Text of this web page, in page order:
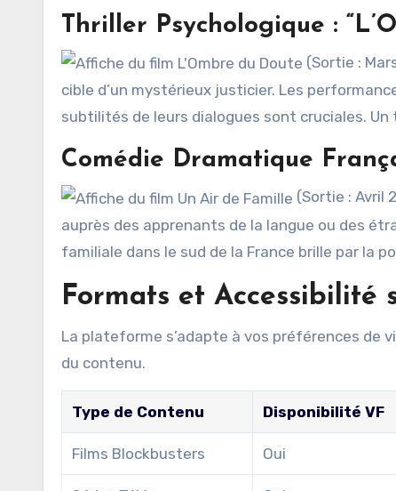
Thriller Psychologique :
(Sortie :
cible d’un mystérieux justicier. Les
subtilités de leurs dialogues sont cruciales.
Comédie Dramatique
(Sortie : Avril
auprès des apprenants de la langue ou des
familiale dans le sud de la France brille par la
Formats et Accessibilité
La plateforme s’adapte à vos préférences de
du contenu.
Type de Contenu Disponibilité VF
Films Blockbusters Oui